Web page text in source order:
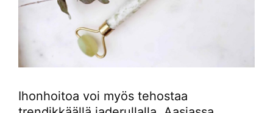
Ihonhoitoa voi myös tehostaa